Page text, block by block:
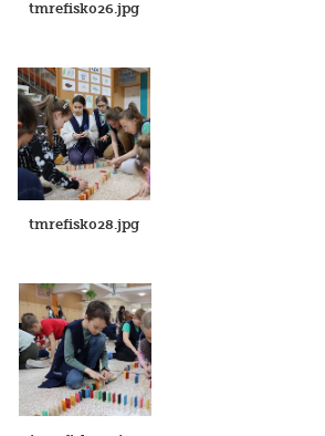
tmrefisk026.jpg
tmrefisk028.jpg